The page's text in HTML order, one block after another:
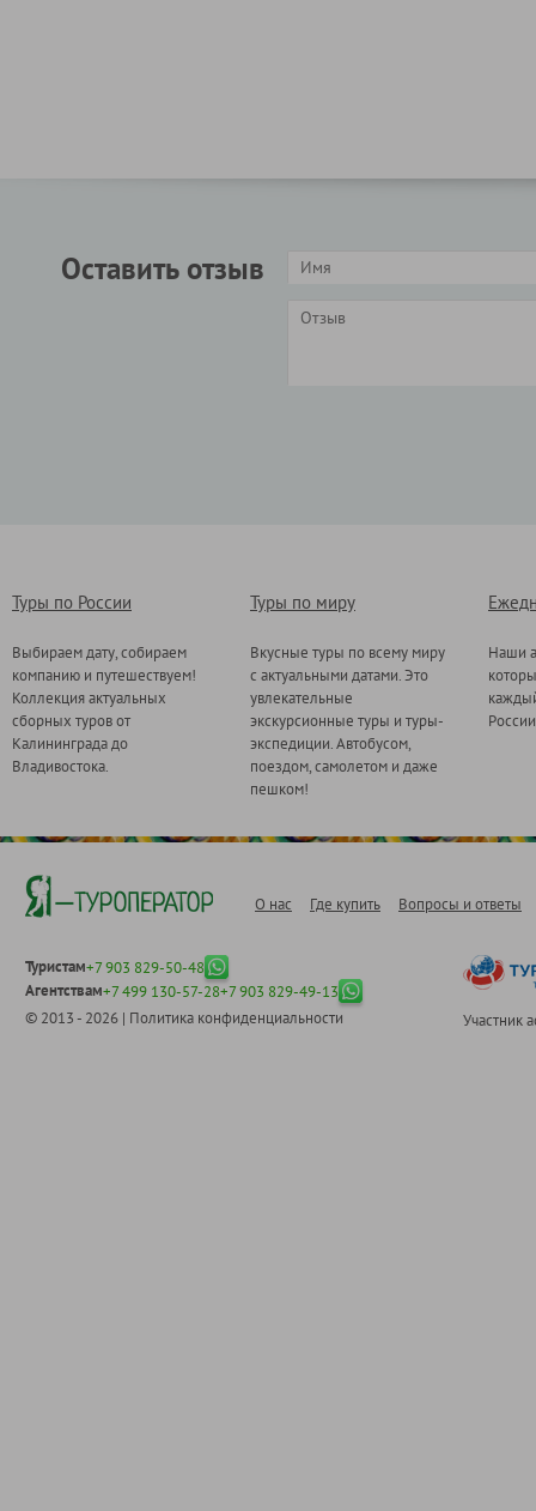
Оставить отзыв
Туры по России
Выбираем дату, собираем
компанию и путешествуем!
Коллекция актуальных
сборных туров от
Калининграда до
Владивостока.
Туры по миру
Вкусные туры по всему миру
с актуальными датами. Это
увлекательные
экскурсионные туры и туры-
экспедиции. Автобусом,
поездом, самолетом и даже
пешком!
Наши
О нас Где купить Вопросы и ответы
Туристам+7 903 829-50-48
Агентствам+7 499 130-57-28+7 903 829-49-13
© 2013 - 2026 | Политика конфиденциальности Участник